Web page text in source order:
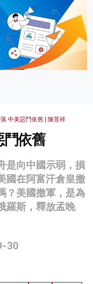
中美惡鬥依舊 | 陳景祥
鬥依舊
是向中國示弱，損
國在阿富汗倉皇撤
？美國撤軍，是為
羅斯，釋放孟晚
30